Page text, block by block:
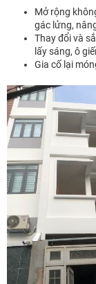
Mở rộng
gác lửng,
Thay đổi và
lấy sáng, ô
Gia cố lại